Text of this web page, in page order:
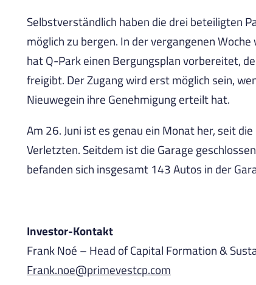
Selbstverständlich haben die drei beteiligten
möglich zu bergen. In der vergangenen
hat Q-Park einen Bergungsplan vorbereitet,
freigibt. Der Zugang wird erst möglich sein,
Nieuwegein ihre Genehmigung erteilt hat.
Am 26. Juni ist es genau ein Monat her, seit
Verletzten. Seitdem ist die Garage
befanden sich insgesamt 143 Autos in der
Investor-Kontakt
Frank Noé – Head of Capital Formation &
Frank.noe@primevestcp.com